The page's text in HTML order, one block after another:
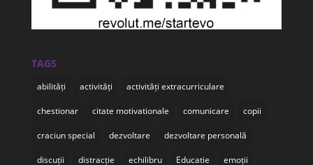
TAGS
abilități activități activități extracurriculare
chestionar citate motivationale comunicare copii
craciun special dezvoltare dezvoltare personală
discuții distracție echilibru Educatie emoții